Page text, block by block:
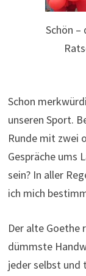
Schön –
Schon
unseren Sport.
Runde mit zwei
Gespräche ums
sein? In aller
ich mich
Der alte Goethe
dümmste
jeder selbst und